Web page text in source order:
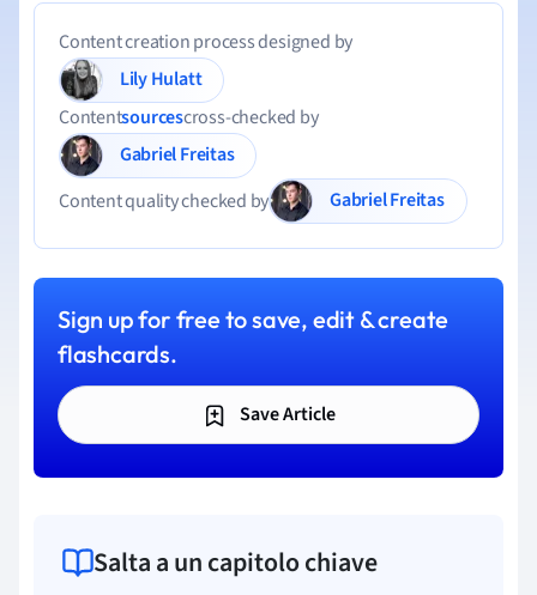
Content creation process designed by
Lily Hulatt
Contentsourcescross-checked by
Gabriel Freitas
Content quality checked by
Gabriel Freitas
Sign up for free to save, edit & create
flashcards.
Save Article
Salta a un capitolo chiave